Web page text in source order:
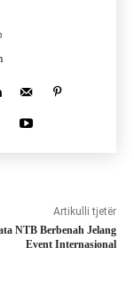
Artikulli tjetër
NTB Berbenah Jelang
Event Internasional